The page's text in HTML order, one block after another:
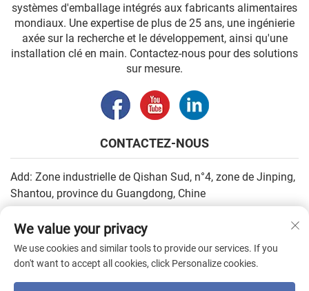
systèmes d'emballage intégrés aux fabricants alimentaires
mondiaux. Une expertise de plus de 25 ans, une ingénierie
axée sur la recherche et le développement, ainsi qu'une
installation clé en main. Contactez-nous pour des solutions
sur mesure.
CONTACTEZ-NOUS
Add: Zone industrielle de Qishan Sud, n°4, zone de Jinping,
Shantou, province du Guangdong, Chine
+86-13502930779
We value your privacy
We use cookies and similar tools to provide our services. If you
don't want to accept all cookies, click Personalize cookies.